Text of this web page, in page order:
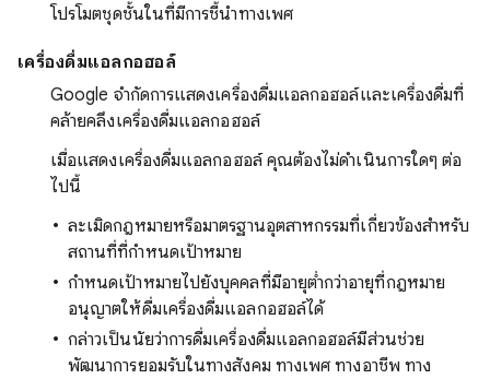
โปรโมตชุดชั้นในที่มีการชี้นำทางเพศ
เครื่องดื่มแอลกอฮอล์
Google จำกัดการแสดงเครื่องดื่มแอลกอฮอล์และเครื่องดื่มที่
คล้ายคลึงเครื่องดื่มแอลกอฮอล์
เมื่อแสดงเครื่องดื่มแอลกอฮอล์ คุณต้องไม่ดำเนินการใดๆ ต่อ
ไปนี้
ละเมิดกฎหมายหรือมาตรฐานอุตสาหกรรมที่เกี่ยวข้องสำหรับ
สถานที่ที่กำหนดเป้าหมาย
กำหนดเป้าหมายไปยังบุคคลที่มีอายุต่ำกว่าอายุที่กฎหมาย
อนุญาตให้ดื่มเครื่องดื่มแอลกอฮอล์ได้
กล่าวเป็นนัยว่าการดื่มเครื่องดื่มแอลกอฮอล์มีส่วนช่วย
พัฒนาการยอมรับในทางสังคม ทางเพศ ทางอาชีพ ทาง